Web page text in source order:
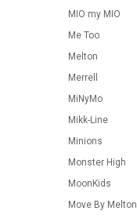
MIO my MIO
Me Too
Melton
Merrell
MiNyMo
Mikk-Line
Minions
Monster High
MoonKids
Move By Melton